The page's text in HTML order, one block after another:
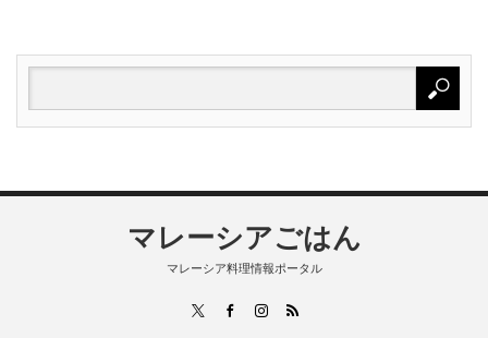
マレーシアごはん
マレーシア料理情報ポータル
FacebookInstagram
RSS